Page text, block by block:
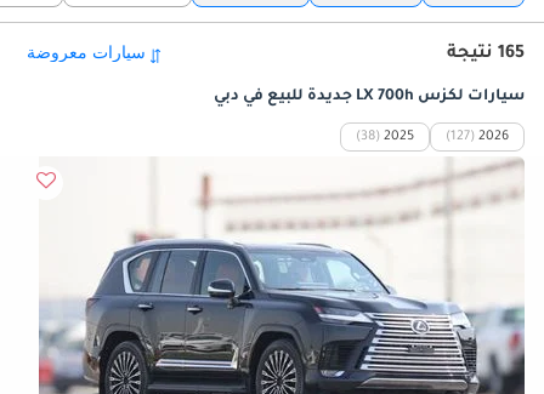
165 نتيجة
سيارات لكزس LX 700h جديدة للبيع في دبي
2026
(127)
2025
(38)